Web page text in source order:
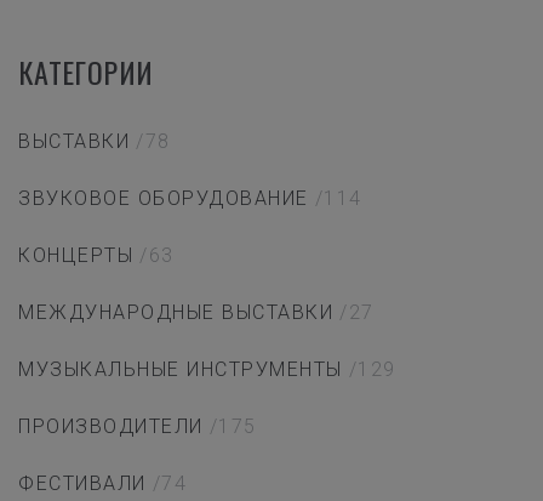
КАТЕГОРИИ
ВЫСТАВКИ /78
ЗВУКОВОЕ ОБОРУДОВАНИЕ /114
КОНЦЕРТЫ /63
МЕЖДУНАРОДНЫЕ ВЫСТАВКИ /27
МУЗЫКАЛЬНЫЕ ИНСТРУМЕНТЫ /129
ПРОИЗВОДИТЕЛИ /175
ФЕСТИВАЛИ /74